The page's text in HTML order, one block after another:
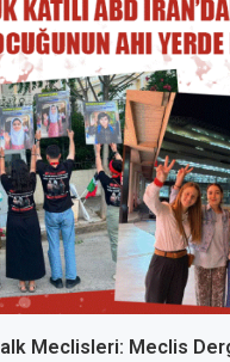
Meclisleri: Meclis